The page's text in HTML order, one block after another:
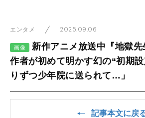
エンタメ 2025.09.06
画像
新作アニメ放送中『地獄
作者が初めて明かす幻の“初期
りずつ少年院に送られて…」
記事本文に戻